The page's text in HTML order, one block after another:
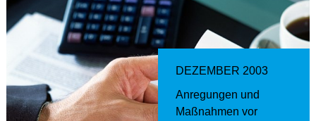
DEZEMBER 2003
Anregungen und
Maßnahmen vor